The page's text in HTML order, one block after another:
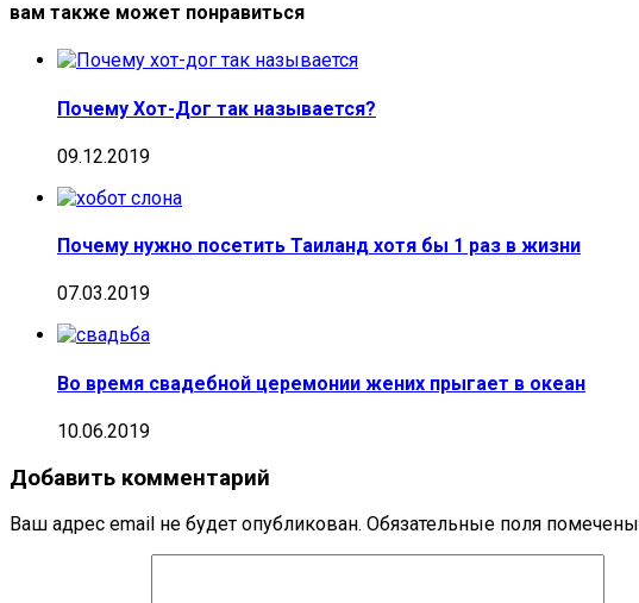
вам также может понравиться
Почему Хот-Дог так называется?
09.12.2019
Почему нужно посетить Таиланд хотя бы 1 раз в жизни
07.03.2019
Во время свадебной церемонии жених прыгает в океан
10.06.2019
Добавить комментарий
Ваш адрес email не будет опубликован. Обязательные поля помечены